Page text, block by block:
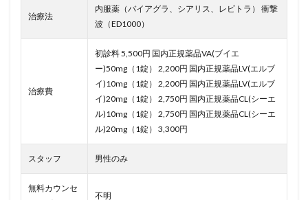
治療法
内服薬（バイアグラ、シアリス、レビトラ） 衝撃
波（ED1000）
治療費
初診料 5,500円 国内正規薬品VA(ブイエ
ー)50mg（1錠） 2,200円 国内正規薬品LV(エルブ
イ)10mg（1錠） 2,200円 国内正規薬品LV(エルブ
イ)20mg（1錠） 2,750円 国内正規薬品CL(シーエ
ル)10mg（1錠） 2,750円 国内正規薬品CL(シーエ
ル)20mg（1錠） 3,300円
スタッフ 男性のみ
無料カウンセ
不明